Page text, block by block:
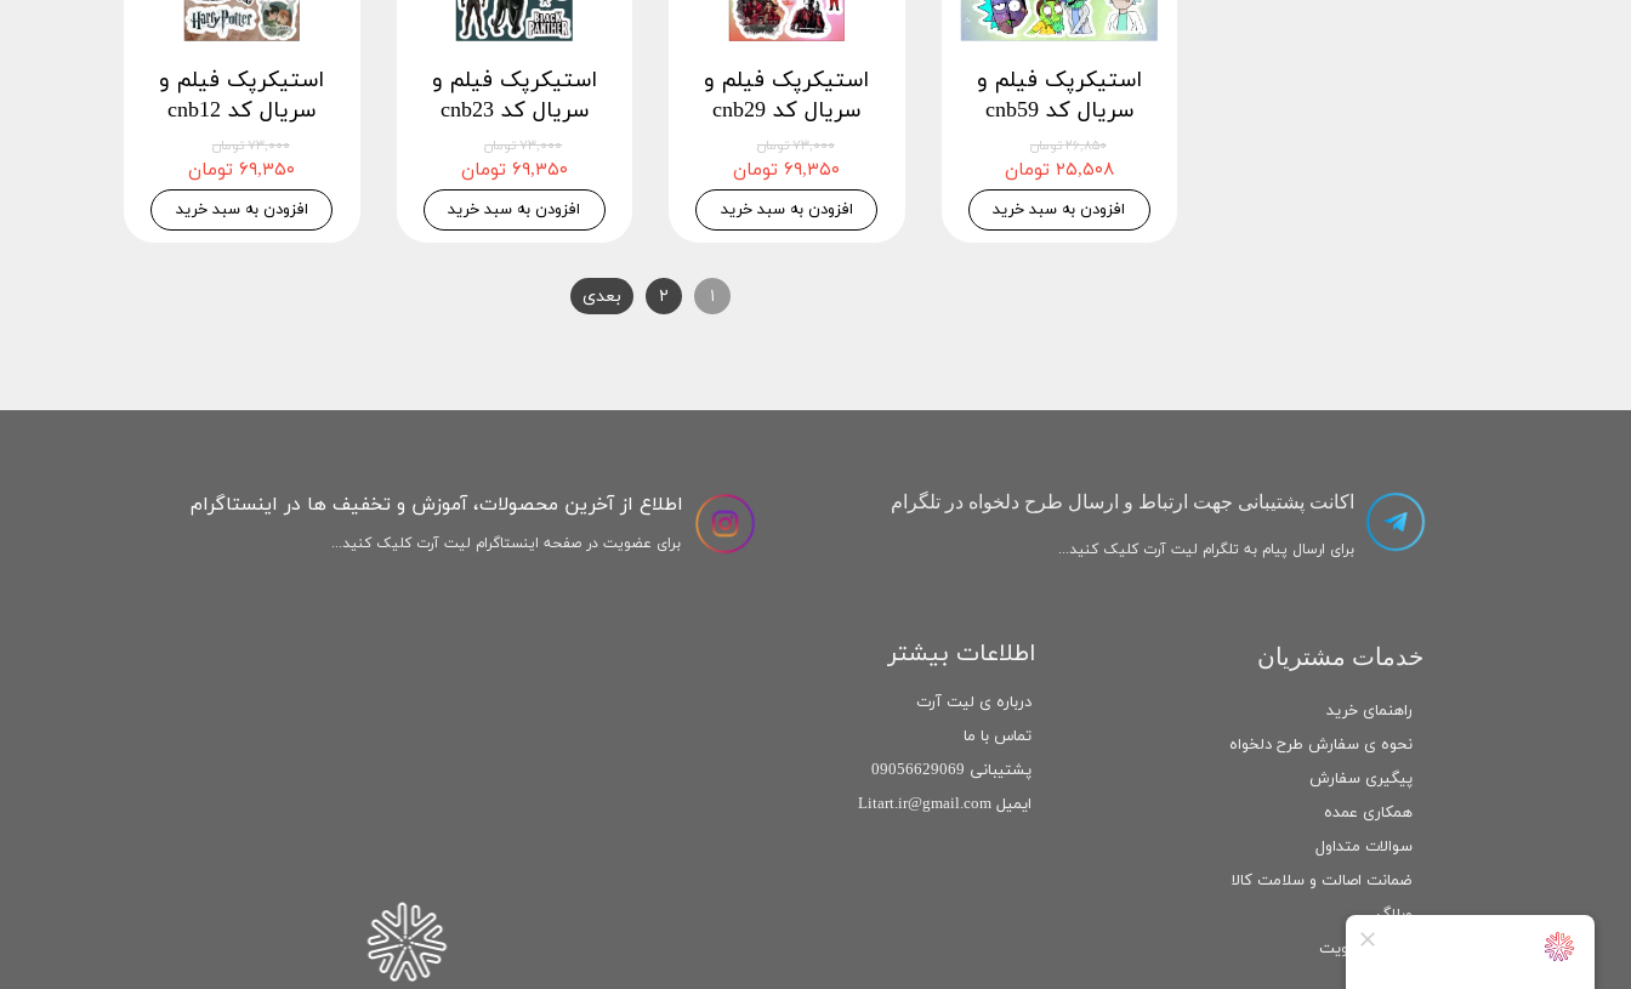
استیکرپک فیلم و
سریال کد cnb59
۲۶,۸۵۰ تومان
۲۵,۵۰۸ تومان
افزودن به سبد خرید
استیکرپک فیلم و
سریال کد cnb29
۷۳,۰۰۰ تومان
۶۹,۳۵۰ تومان
افزودن به سبد خرید
استیکرپک فیلم و
سریال کد cnb23
۷۳,۰۰۰ تومان
۶۹,۳۵۰ تومان
افزودن به سبد خرید
استیکرپک فیلم و
سریال کد cnb12
۷۳,۰۰۰ تومان
۶۹,۳۵۰ تومان
افزودن به سبد خرید
۱ ۲ بعدی
راهنمای خرید
نحوه ی سفارش طرح دلخواه
پیگیری سفارش
همکاری عمده
سوالات متداول
ضمانت اصالت و سلامت كالا
وبلاگ
خدمات مشتریان
اکانت پشتیبانی جهت ارتباط و ارسال طرح دلخواه در تلگرام
برای ارسال پیام به تلگرام لیت آرت کلیک کنید...
اطلاعات بیشتر
درباره ی لیت آرت
تماس با ما
پشتیبانی 09056629069
ایمیل Litart.ir@gmail.com
اطلاع از آخرین محصولات، آموزش و تخفیف ها در اینستاگرام
برای عضویت در صفحه اینستاگرام لیت آرت کلیک کنید...
عضویت